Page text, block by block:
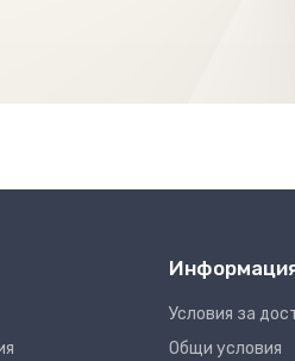
Условия за
Общи условия